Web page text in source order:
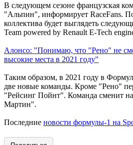
В следующем сезоне французская
"Альпин", информирует RaceFans.
коллектива будет выглядеть
Team powered by Renault E-Tech
Алонсо: "Понимаю, что "Рено" не
высокие места в 2021 году"
Таким образом, в 2021 году в
две новые команды. Кроме "Рено"
"Рейсинг Пойнт". Команда сменит
Мартин".
Последние новости формулы-1 на